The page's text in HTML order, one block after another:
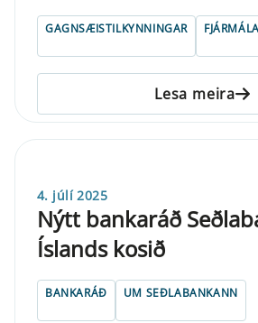
GAGNSÆISTILKYNNINGAR
Lesa meira
4. júlí 2025
Nýtt bankaráð
Íslands kosið
BANKARÁÐ UM SEÐLABANKANN